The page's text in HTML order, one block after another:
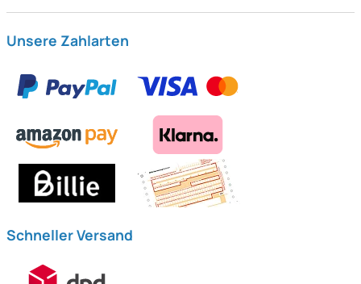
Unsere Zahlarten
Schneller Versand